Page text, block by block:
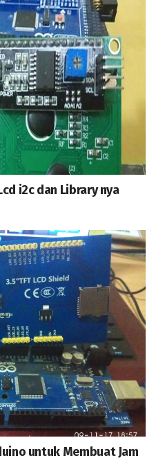
i2c dan Library nya
untuk Membuat Jam